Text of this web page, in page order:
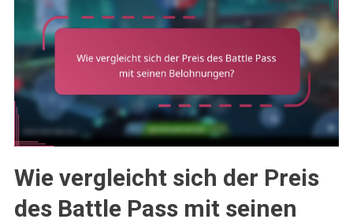
Wie vergleicht sich der Preis
des Battle Pass mit seinen